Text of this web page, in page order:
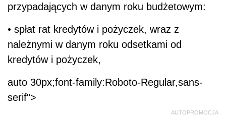
przypadających w danym roku budżetowym:
• spłat rat kredytów i pożyczek, wraz z
należnymi w danym roku odsetkami od
kredytów i pożyczek,
auto 30px;font-family:Roboto-Regular,sans-
serif">
AUTOPROMOCJA